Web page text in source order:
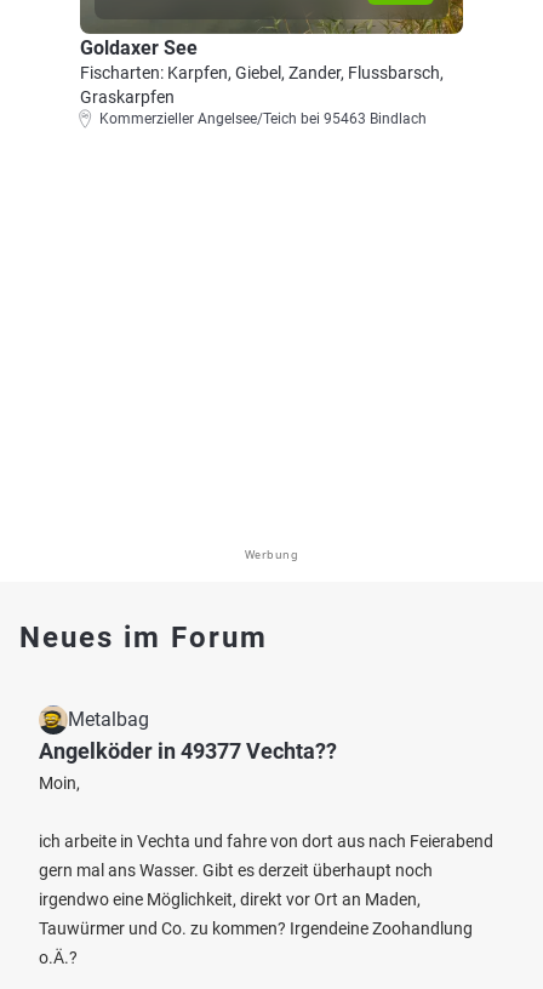
Goldaxer See
Fischarten: Karpfen, Giebel, Zander, Flussbarsch,
Graskarpfen
Kommerzieller Angelsee/Teich bei 95463 Bindlach
Werbung
Neues im Forum
Metalbag
Angelköder in 49377 Vechta??
Moin,
ich arbeite in Vechta und fahre von dort aus nach Feierabend
gern mal ans Wasser. Gibt es derzeit überhaupt noch
irgendwo eine Möglichkeit, direkt vor Ort an Maden,
Tauwürmer und Co. zu kommen? Irgendeine Zoohandlung
o.Ä.?